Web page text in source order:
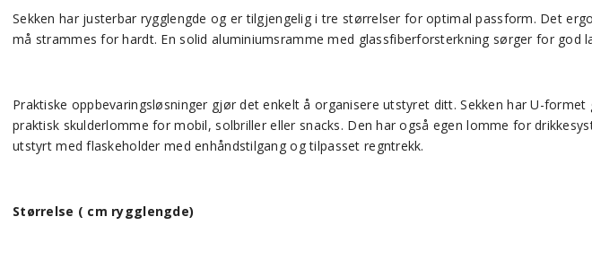
Sekken har justerbar rygglengde og er tilgjengelig i tre størrelser for optimal passform. Det
må strammes for hardt. En solid aluminiumsramme med glassfiberforsterkning sørger for god
Praktiske oppbevaringsløsninger gjør det enkelt å organisere utstyret ditt. Sekken har U-
praktisk skulderlomme for mobil, solbriller eller snacks. Den har også egen lomme for
utstyrt med flaskeholder med enhåndstilgang og tilpasset regntrekk.
Størrelse ( cm rygglengde)